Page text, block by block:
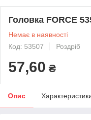
Головка FORCE
Немає в наявності
Код: 53507
Роздріб
57,60 ₴
Опис